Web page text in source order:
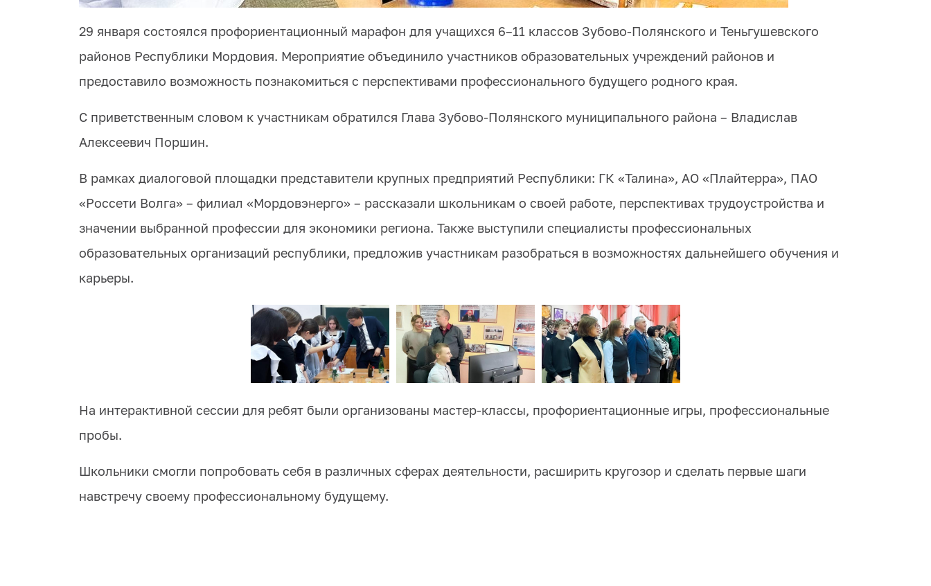
29 января состоялся профориентационный марафон для учащихся 6–11 классов Зубово-Полянского и Теньгушевского
районов Республики Мордовия. Мероприятие объединило участников образовательных учреждений районов и
предоставило возможность познакомиться с перспективами профессионального будущего родного края.
С приветственным словом к участникам обратился Глава Зубово-Полянского муниципального района – Владислав
Алексеевич Поршин.
В рамках диалоговой площадки представители крупных предприятий Республики: ГК «Талина», АО «Плайтерра», ПАО
«Россети Волга» – филиал «Мордовэнерго» – рассказали школьникам о своей работе, перспективах трудоустройства и
значении выбранной профессии для экономики региона. Также выступили специалисты профессиональных
образовательных организаций республики, предложив участникам разобраться в возможностях дальнейшего обучения и
карьеры.
На интерактивной сессии для ребят были организованы мастер-классы, профориентационные игры, профессиональные
пробы.
Школьники смогли попробовать себя в различных сферах деятельности, расширить кругозор и сделать первые шаги
навстречу своему профессиональному будущему.